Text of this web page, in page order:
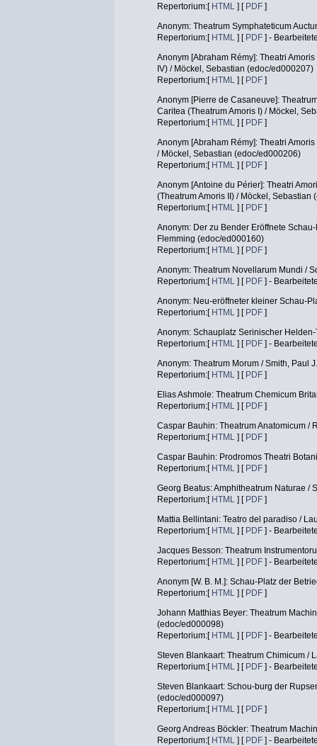
Repertorium:[HTML ] [PDF ]
Anonym: Theatrum Symphateticum
Repertorium:[HTML ] [PDF ] -
Anonym [Abraham Rémy]: Theatri
IV) / Möckel, Sebastian (edoc/ed000207)
Repertorium:[HTML ] [PDF ]
Anonym [Pierre de Casaneuve]:
Caritea (Theatrum Amoris I) / Möckel,
Repertorium:[HTML ] [PDF ]
Anonym [Abraham Rémy]: Theatri
/ Möckel, Sebastian (edoc/ed000206)
Repertorium:[HTML ] [PDF ]
Anonym [Antoine du Périer]: Theatri
(Theatrum Amoris II) / Möckel, Sebastian
Repertorium:[HTML ] [PDF ]
Anonym: Der zu Bender Eröffnete
Flemming (edoc/ed000160)
Repertorium:[HTML ] [PDF ]
Anonym: Theatrum Novellarum Mundi /
Repertorium:[HTML ] [PDF ] -
Anonym: Neu-eröffneter kleiner Schau-
Repertorium:[HTML ] [PDF ]
Anonym: Schauplatz Serinischer
Repertorium:[HTML ] [PDF ] -
Anonym: Theatrum Morum / Smith, Paul
Repertorium:[HTML ] [PDF ]
Elias Ashmole: Theatrum Chemicum
Repertorium:[HTML ] [PDF ]
Caspar Bauhin: Theatrum Anatomicum /
Repertorium:[HTML ] [PDF ]
Caspar Bauhin: Prodromos Theatri
Repertorium:[HTML ] [PDF ]
Georg Beatus: Amphitheatrum Naturae /
Repertorium:[HTML ] [PDF ]
Mattia Bellintani: Teatro del paradiso /
Repertorium:[HTML ] [PDF ] -
Jacques Besson: Theatrum
Repertorium:[HTML ] [PDF ] -
Anonym [W. B. M.]: Schau-Platz der
Repertorium:[HTML ] [PDF ]
Johann Matthias Beyer: Theatrum
(edoc/ed000098)
Repertorium:[HTML ] [PDF ] -
Steven Blankaart: Theatrum Chimicum /
Repertorium:[HTML ] [PDF ] -
Steven Blankaart: Schou-burg der
(edoc/ed000097)
Repertorium:[HTML ] [PDF ]
Georg Andreas Böckler: Theatrum
Repertorium:[HTML ] [PDF ] -